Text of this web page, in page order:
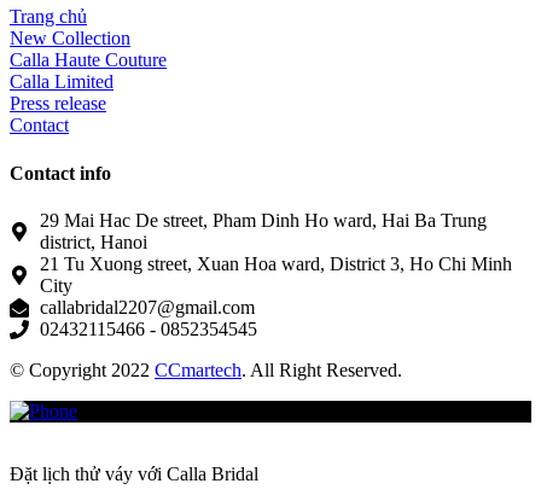
Trang chủ
New Collection
Calla Haute Couture
Calla Limited
Press release
Contact
Contact info
29 Mai Hac De street, Pham Dinh Ho ward, Hai Ba Trung
district, Hanoi
21 Tu Xuong street, Xuan Hoa ward, District 3, Ho Chi Minh
City
callabridal2207@gmail.com
02432115466 - 0852354545
© Copyright 2022 CCmartech. All Right Reserved.
Đặt lịch thử váy với Calla Bridal